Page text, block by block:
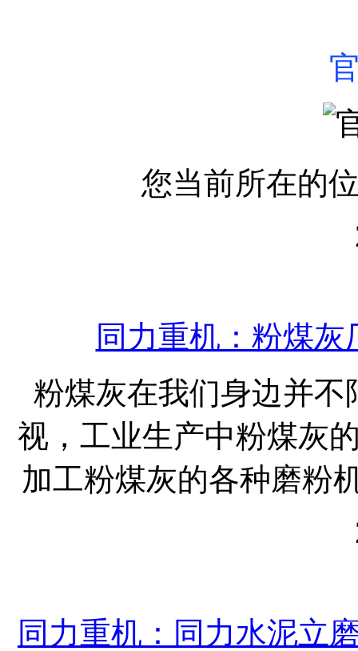
您当前所在的
同力重机：粉煤
粉煤灰在我们身边并
视，工业生产中粉煤灰
加工粉煤灰的各种磨粉
同力重机：同力水泥立